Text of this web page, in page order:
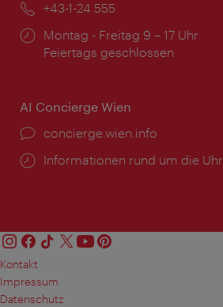
Telefon:
+43-1-24 555
Öffnungszeiten:
Montag - Freitag 9 – 17 Uhr
Feiertags geschlossen
AI Concierge Wien
Ort:
concierge.wien.info
Öffnungszeiten:
Informationen rund um die Uhr
Kontakt
Impressum
Datenschutz